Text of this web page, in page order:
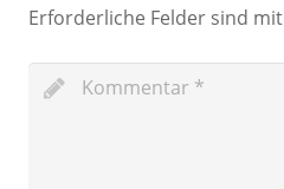
Erforderliche Felder sind mit